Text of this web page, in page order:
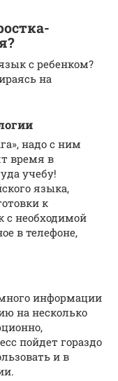
с ребенком?
на
надо с ним
время в
учебу!
языка,
к
с необходимой
в телефоне,
информации
на несколько
пойдет гораздо
и в